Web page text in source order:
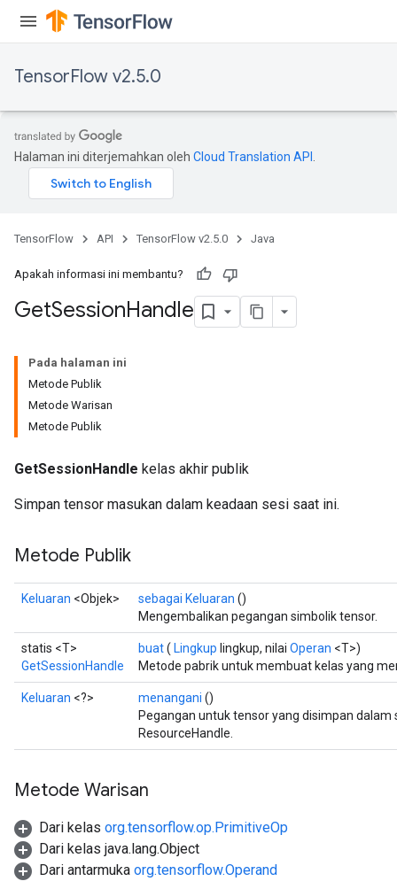
TensorFlow v2.5.0
Halaman ini diterjemahkan oleh Cloud Translation API
TensorFlow API TensorFlow v2.5.0 Java
Apakah informasi ini membantu?
GetSessionHandle
Pada halaman ini
Metode Publik
Metode Warisan
Metode Publik
GetSessionHandle kelas akhir publik
Simpan tensor masukan dalam keadaan sesi saat ini.
Metode Publik
Keluaran <Objek> sebagai Keluaran ()
Mengembalikan pegangan simbolik tensor.
statis <T>
GetSessionHandle
buat( Lingkup lingkup, nilai Operan <T>)
Metode pabrik untuk membuat kelas yang
Keluaran <?> menangani ()
Pegangan untuk tensor yang disimpan
ResourceHandle.
Metode Warisan
Dari kelas org.tensorflow.op.PrimitiveOp
Dari kelas java.lang.Object
Dari antarmuka org.tensorflow.Operand